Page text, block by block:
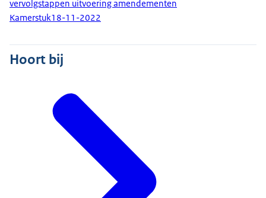
vervolgstappen uitvoering amendementen
Kamerstuk18-11-2022
Hoort bij